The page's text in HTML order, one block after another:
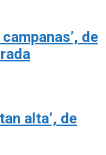
de
alta’, de